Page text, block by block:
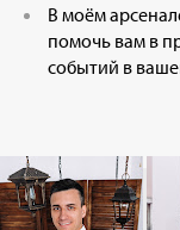
В моём
помочь вам в
событий в